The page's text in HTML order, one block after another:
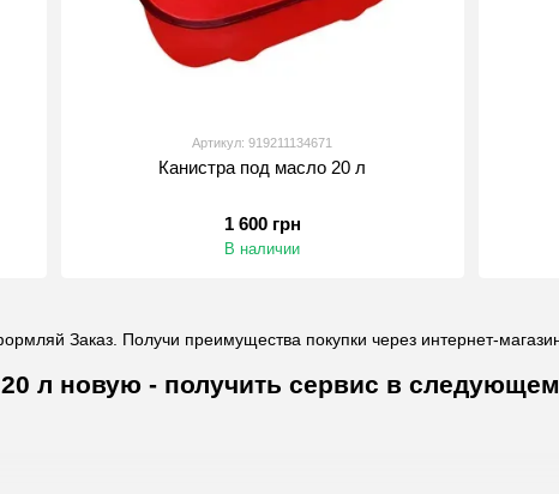
Заказ. Получи преимущества покупки через интернет-
л новую - получить сервис в
Артикул: 919211134671
Канистра под масло 20 л
1 600 грн
В наличии